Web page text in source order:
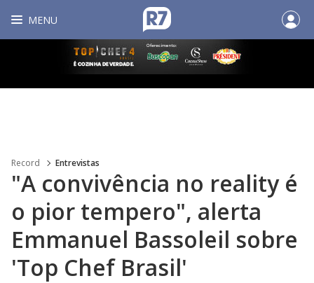
MENU
Record Entrevistas
"A convivência no reality é
o pior tempero", alerta
Emmanuel Bassoleil sobre
'Top Chef Brasil'